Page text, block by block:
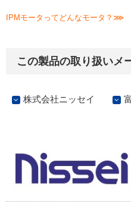
IPMモータってどんなモータ？⋙
この製品の取り扱いメ
株式会社ニッセイ